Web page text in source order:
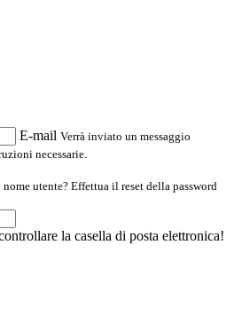
E-mail Verrà inviato un messaggio
necessarie.
utente? Effettua il reset della password
la casella di posta elettronica!